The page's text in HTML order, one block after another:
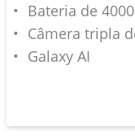
Bateria de
Câmera tripla
Galaxy AI